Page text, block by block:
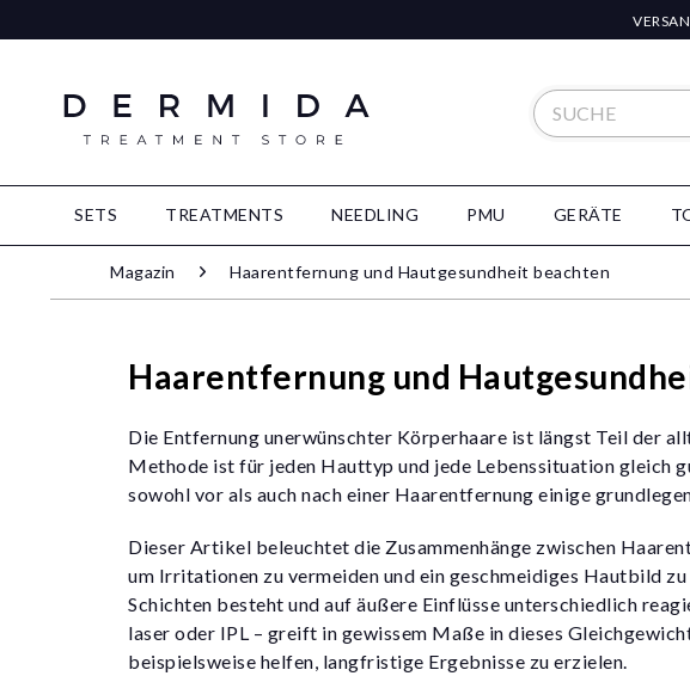
SETS TREATMENTS NEEDLING PMU GERÄTE
Magazin Haarentfernung und Hautgesundheit beachten
Haarentfernung und
Die Entfernung unerwünschter Körperhaare ist längst Teil der
Methode ist für jeden Hauttyp und jede Lebenssituation gleich
sowohl vor als auch nach einer Haarentfernung einige
Dieser Artikel beleuchtet die Zusammenhänge zwischen
um Irritationen zu vermeiden und ein geschmeidiges Hautbild
Schichten besteht und auf äußere Einflüsse unterschiedlich
laser oder IPL – greift in gewissem Maße in dieses
beispielsweise helfen, langfristige Ergebnisse zu erzielen.